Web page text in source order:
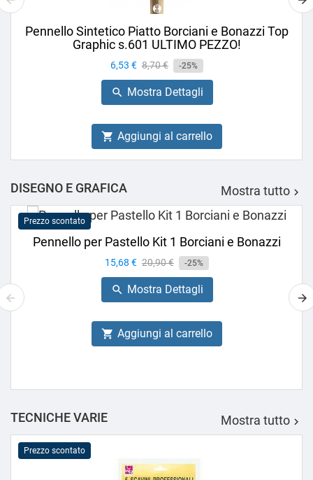
Pennello Sintetico Piatto Borciani e Bonazzi Top
Graphic s.601 ULTIMO PEZZO!
Prezzo
6,53 € Prezzo
base
8,70 € -25%
 Mostra Dettagli
 Aggiungi al carrello
DISEGNO E GRAFICA Mostra tutto 
Prezzo scontato
Pennello per Pastello Kit 1 Borciani e Bonazzi
Prezzo
15,68 € Prezzo
base
20,90 € -25%
 Mostra Dettagli
 Aggiungi al carrello
TECNICHE VARIE Mostra tutto 
Prezzo scontato